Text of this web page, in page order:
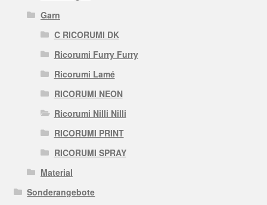
Garn
C RICORUMI DK
Ricorumi Furry Furry
Ricorumi Lamé
RICORUMI NEON
Ricorumi Nilli Nilli
RICORUMI PRINT
RICORUMI SPRAY
Material
Sonderangebote